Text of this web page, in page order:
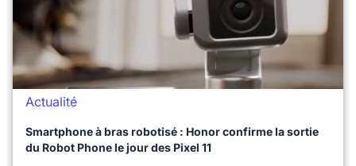
Actualité
Smartphone à bras robotisé : Honor confirme la sortie
du Robot Phone le jour des Pixel 11